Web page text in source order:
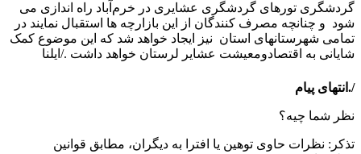
گردشگری تورهای گردشگری عشایری در خرم‌آباد راه اندازی می
شود و چنانچه مصرف کنندگان از این بازارچه ها استقبال نمایند در
تمامی شهرستانهای استان نیز ایجاد خواهد شد که این موضوع کمک
شایانی به اقتصادومعیشت عشایر لرستان خواهد داشت ./ایلنا
/.انتهای پیام
نظر شما چیه؟
تذكر: نظرات حاوی توهين يا افترا به ديگران، مطابق قوانين